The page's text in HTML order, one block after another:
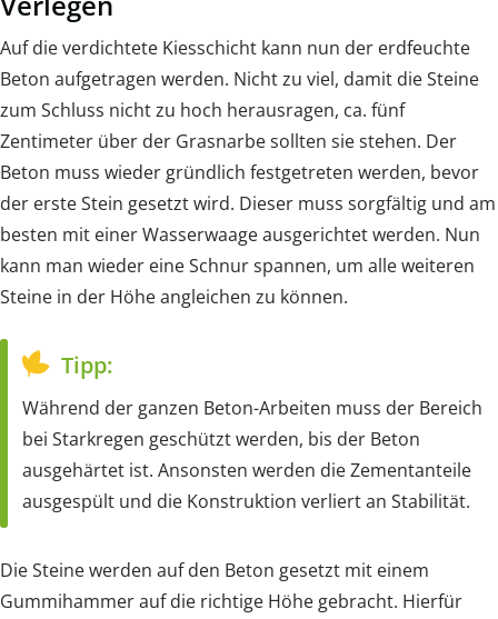
Auf die verdichtete Kiesschicht kann nun der erdfeuchte
Beton aufgetragen werden. Nicht zu viel, damit die Steine
zum Schluss nicht zu hoch herausragen, ca. fünf
Zentimeter über der Grasnarbe sollten sie stehen. Der
Beton muss wieder gründlich festgetreten werden, bevor
der erste Stein gesetzt wird. Dieser muss sorgfältig und am
besten mit einer Wasserwaage ausgerichtet werden. Nun
kann man wieder eine Schnur spannen, um alle weiteren
Steine in der Höhe angleichen zu können.
Tipp:
Während der ganzen Beton-Arbeiten muss der Bereich
bei Starkregen geschützt werden, bis der Beton
ausgehärtet ist. Ansonsten werden die Zementanteile
ausgespült und die Konstruktion verliert an Stabilität.
Die Steine werden auf den Beton gesetzt mit einem
Gummihammer auf die richtige Höhe gebracht. Hierfür